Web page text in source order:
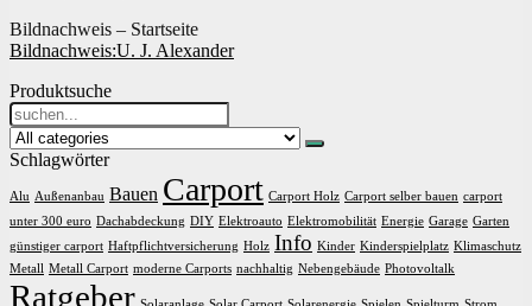
Bildnachweis – Startseite
Bildnachweis:U. J. Alexander
Produktsuche
Search
for:
Schlagwörter
Alu Außenanbau Bauen Carport Carport Holz Carport selber bauen carport
unter 300 euro Dachabdeckung DIY Elektroauto Elektromobilität Energie Garage Garten
günstiger carport Haftpflichtversicherung Holz Info Kinder Kinderspielplatz Klimaschutz
Metall Metall Carport moderne Carports nachhaltig Nebengebäude Photovoltalk
Ratgeber